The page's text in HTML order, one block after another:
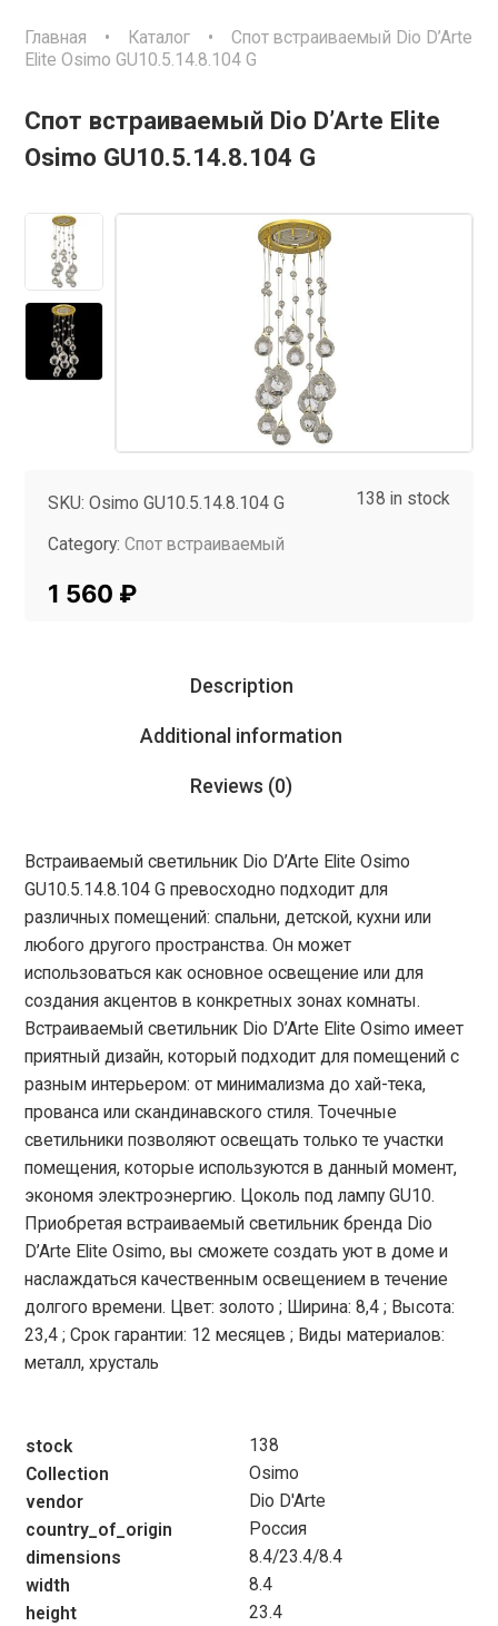
Главная • Каталог •Спот встраиваемый Dio D’Arte
Elite Osimo GU10.5.14.8.104 G
Спот встраиваемый Dio D’Arte Elite
Osimo GU10.5.14.8.104 G
SKU: Osimo GU10.5.14.8.104 G
Category: Спот встраиваемый
Tag: InMyRoom
138 in stock
1 560 ₽
Description
Additional information
Reviews (0)
Встраиваемый светильник Dio D’Arte Elite Osimo
GU10.5.14.8.104 G превосходно подходит для
различных помещений: спальни, детской, кухни или
любого другого пространства. Он может
использоваться как основное освещение или для
создания акцентов в конкретных зонах комнаты.
Встраиваемый светильник Dio D’Arte Elite Osimo имеет
приятный дизайн, который подходит для помещений с
разным интерьером: от минимализма до хай-тека,
прованса или скандинавского стиля. Точечные
светильники позволяют освещать только те участки
помещения, которые используются в данный момент,
экономя электроэнергию. Цоколь под лампу GU10.
Приобретая встраиваемый светильник бренда Dio
D’Arte Elite Osimo, вы сможете создать уют в доме и
наслаждаться качественным освещением в течение
долгого времени. Цвет: золото ; Ширина: 8,4 ; Высота:
23,4 ; Срок гарантии: 12 месяцев ; Виды материалов:
металл, хрусталь
stock
138
Collection
Osimo
vendor
Dio D'Arte
country_of_origin
Россия
dimensions
8.4/23.4/8.4
width
8.4
height
23.4